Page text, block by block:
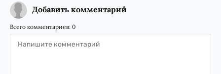
Добавить комментарий
Всего комментариев: 0